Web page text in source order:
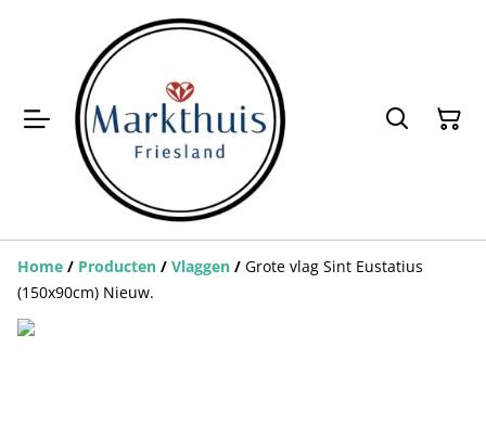
Home / Producten / Vlaggen / Grote vlag Sint Eustatius
(150x90cm) Nieuw.